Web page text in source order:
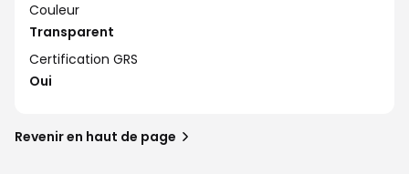
Couleur
Transparent
Certification GRS
Oui
Revenir en haut de page